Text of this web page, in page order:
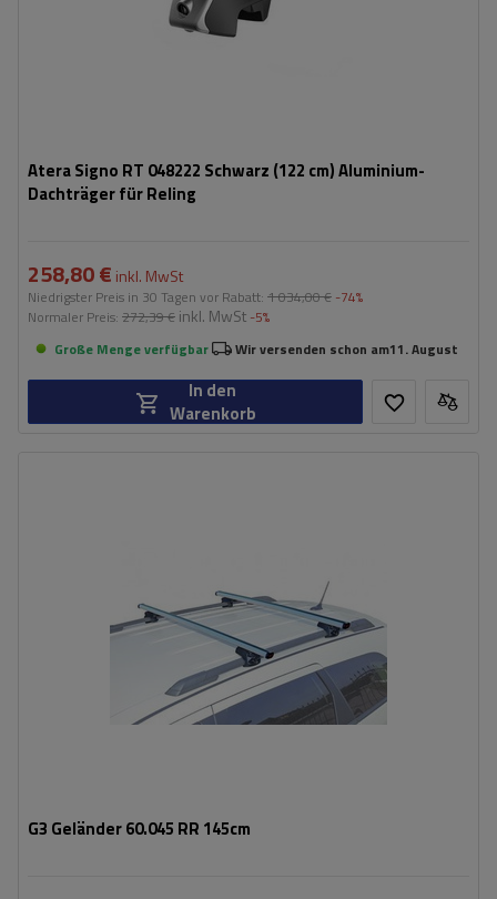
Atera Signo RT 048222 Schwarz (122 cm) Aluminium-
Dachträger für Reling
258,80 € inkl. MwSt
Niedrigster Preis in 30 Tagen vor Rabatt: 1 034,00 € -74%
Normaler Preis: 272,39 € inkl. MwSt -5%
Große Menge verfügbar
Wir versenden schon am11. August
In den
Warenkorb
G3 Geländer 60.045 RR 145cm